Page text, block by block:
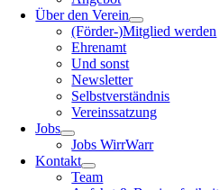
Über den Verein
(Förder-)Mitglied werden
Ehrenamt
Und sonst
Newsletter
Selbstverständnis
Vereinssatzung
Jobs
Jobs WirrWarr
Kontakt
Team